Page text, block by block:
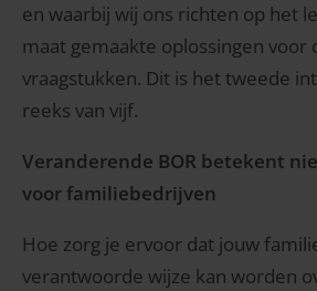
en waarbij wij ons richten op het
maat gemaakte oplossingen voor
vraagstukken. Dit is het tweede
reeks van vijf.
Veranderende BOR betekent
voor familiebedrijven
Hoe zorg je ervoor dat jouw
verantwoorde wijze kan worden